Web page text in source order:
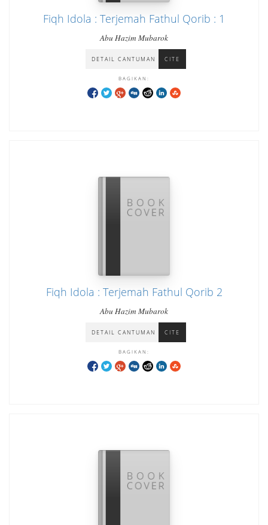
Fiqh Idola : Terjemah Fathul Qorib : 1
Abu Hazim Mubarok
DETAIL CANTUMAN CITE
BAGIKAN:
Fiqh Idola : Terjemah Fathul Qorib 2
Abu Hazim Mubarok
DETAIL CANTUMAN CITE
BAGIKAN: